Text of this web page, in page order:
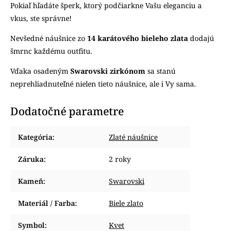
Pokiaľ hľadáte šperk, ktorý podčiarkne Vašu eleganciu a
vkus, ste správne!
Nevšedné náušnice zo 14 karátového bieleho zlata dodajú
šmrnc každému outfitu.
Vďaka osadeným Swarovski zirkónom sa stanú
neprehliadnuteľné nielen tieto náušnice, ale i Vy sama.
Dodatočné parametre
Kategória: Zlaté náušnice
Záruka: 2 roky
Kameň: Swarovski
Materiál / Farba: Biele zlato
Symbol: Kvet